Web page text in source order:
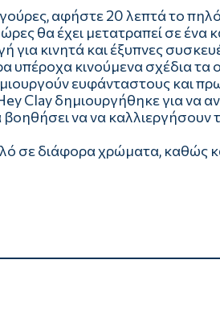
αφήστε 20 λεπτά το
θα έχει μετατραπεί σε ένα
για κινητά και έξυπνες
υπέροχα κινούμενα σχέδια τα
ευφάνταστους και
Clay δημιουργήθηκε για να
βοηθήσει να να καλλιεργήσουν
σε διάφορα χρώματα, καθώς